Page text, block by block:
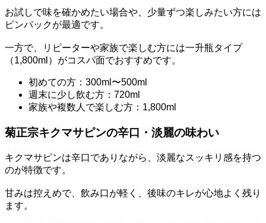
お試しで味を確かめたい場合や、少量ずつ楽しみたい方には
ピンパックが最適です。
一方で、リピーターや家族で楽しむ方には一升瓶タイプ
（1,800ml）がコスパ面でおすすめです。
初めての方：300ml〜500ml
週末に少し飲む方：720ml
家族や複数人で楽しむ方：1,800ml
菊正宗キクマサピンの辛口・淡麗の味わい
キクマサピンは辛口でありながら、淡麗なスッキリ感を持つ
のが特徴です。
甘みは控えめで、飲み口が軽く、後味のキレが心地よく残り
ます。